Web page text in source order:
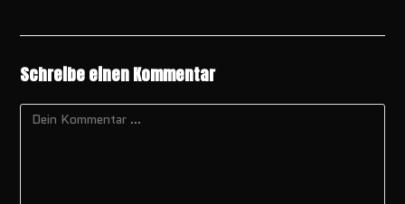
Schreibe einen Kommentar
Kommentar